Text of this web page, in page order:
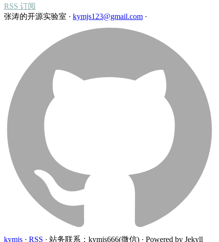
RSS 订阅
张涛的开源实验室 · kymjs123@gmail.com ·
kymjs · RSS · 站务联系：kymjs666(微信) · Powered by Jekyll